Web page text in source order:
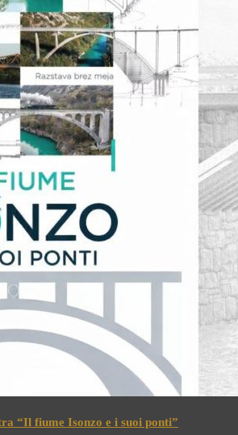
“Il fiume Isonzo e i suoi ponti”